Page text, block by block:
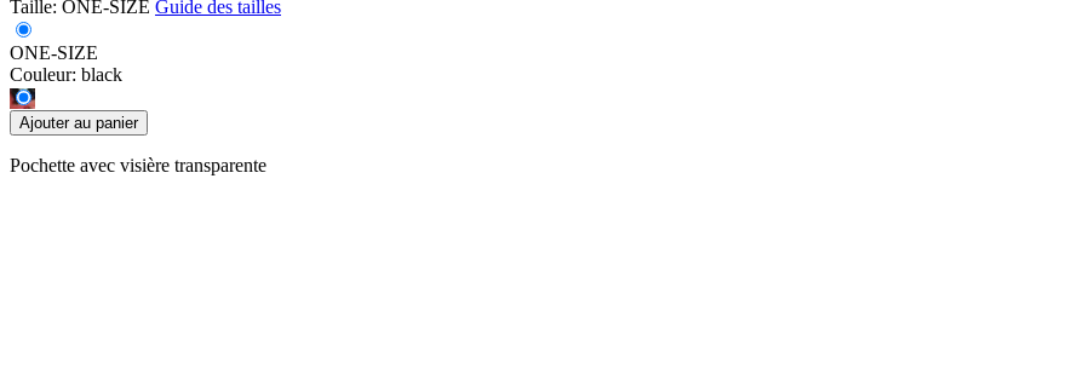
Taille: ONE-SIZE Guide des tailles
ONE-SIZE
Couleur: black
Ajouter au panier
Pochette avec visière transparente